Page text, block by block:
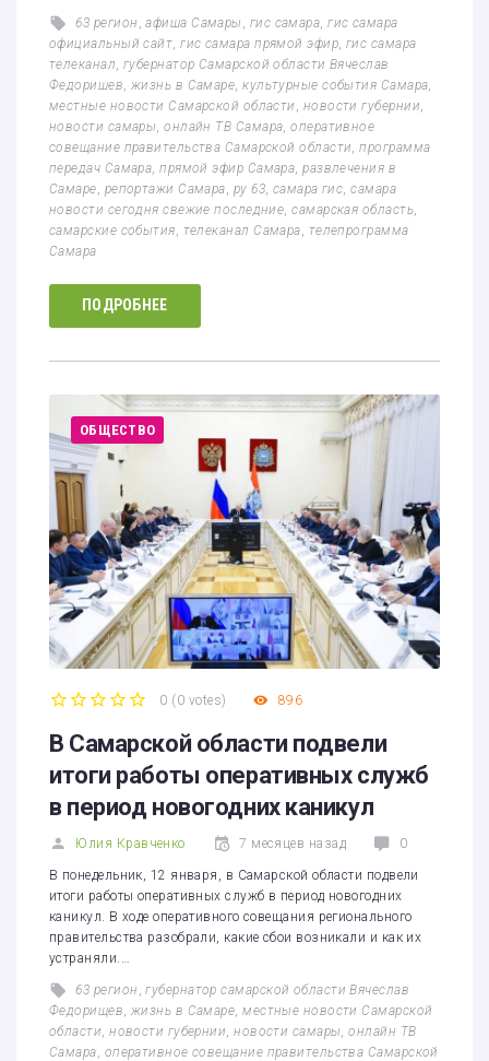
63 регион ,афиша Самары , гис самара,гис самара
официальный сайт,гис самара прямой эфир, гис самара
телеканал, губернатор Самарской области Вячеслав
Федоришев, жизнь в Самаре,культурные события Самара,
местные новости Самарской области , новости губернии,
новости самары,онлайн ТВ Самара,оперативное
совещание правительства Самарской области,программа
передач Самара,прямой эфир Самара,развлечения в
Самаре, репортажи Самара, ру 63, самара гис,самара
новости сегодня свежие последние,самарская область,
самарские события, телеканал Самара, телепрограмма
Самара
ПОДРОБНЕЕ
ОБЩЕСТВО
0 ( 0 votes) 896
В Самарской области подвели
итоги работы оперативных служб
в период новогодних каникул
Юлия Кравченко 7 месяцев назад 0
В понедельник, 12 января, в Самарской области подвели
итоги работы оперативных служб в период новогодних
каникул. В ходе оперативного совещания регионального
правительства разобрали, какие сбои возникали и как их
устраняли.…
63 регион ,губернатор самарской области Вячеслав
Федорищев, жизнь в Самаре,местные новости Самарской
области,новости губернии,новости самары,онлайн ТВ
Самара, оперативное совещание правительства Самарской